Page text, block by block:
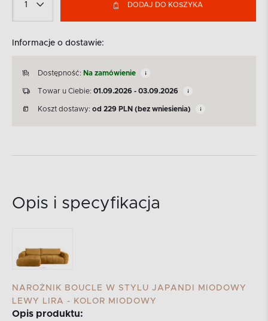
DODAJ DO KOSZYKA
Informacje o dostawie:
Dostępność: Na zamówienie
Towar u Ciebie: 01.09.2026 - 03.09.2026
Koszt dostawy: od 229 PLN (bez wniesienia)
Opis i specyfikacja
NAROŻNIK BOUCLE W STYLU JAPANDI MIODOWY
LEWY LIRA - KOLOR MIODOWY
Opis produktu: